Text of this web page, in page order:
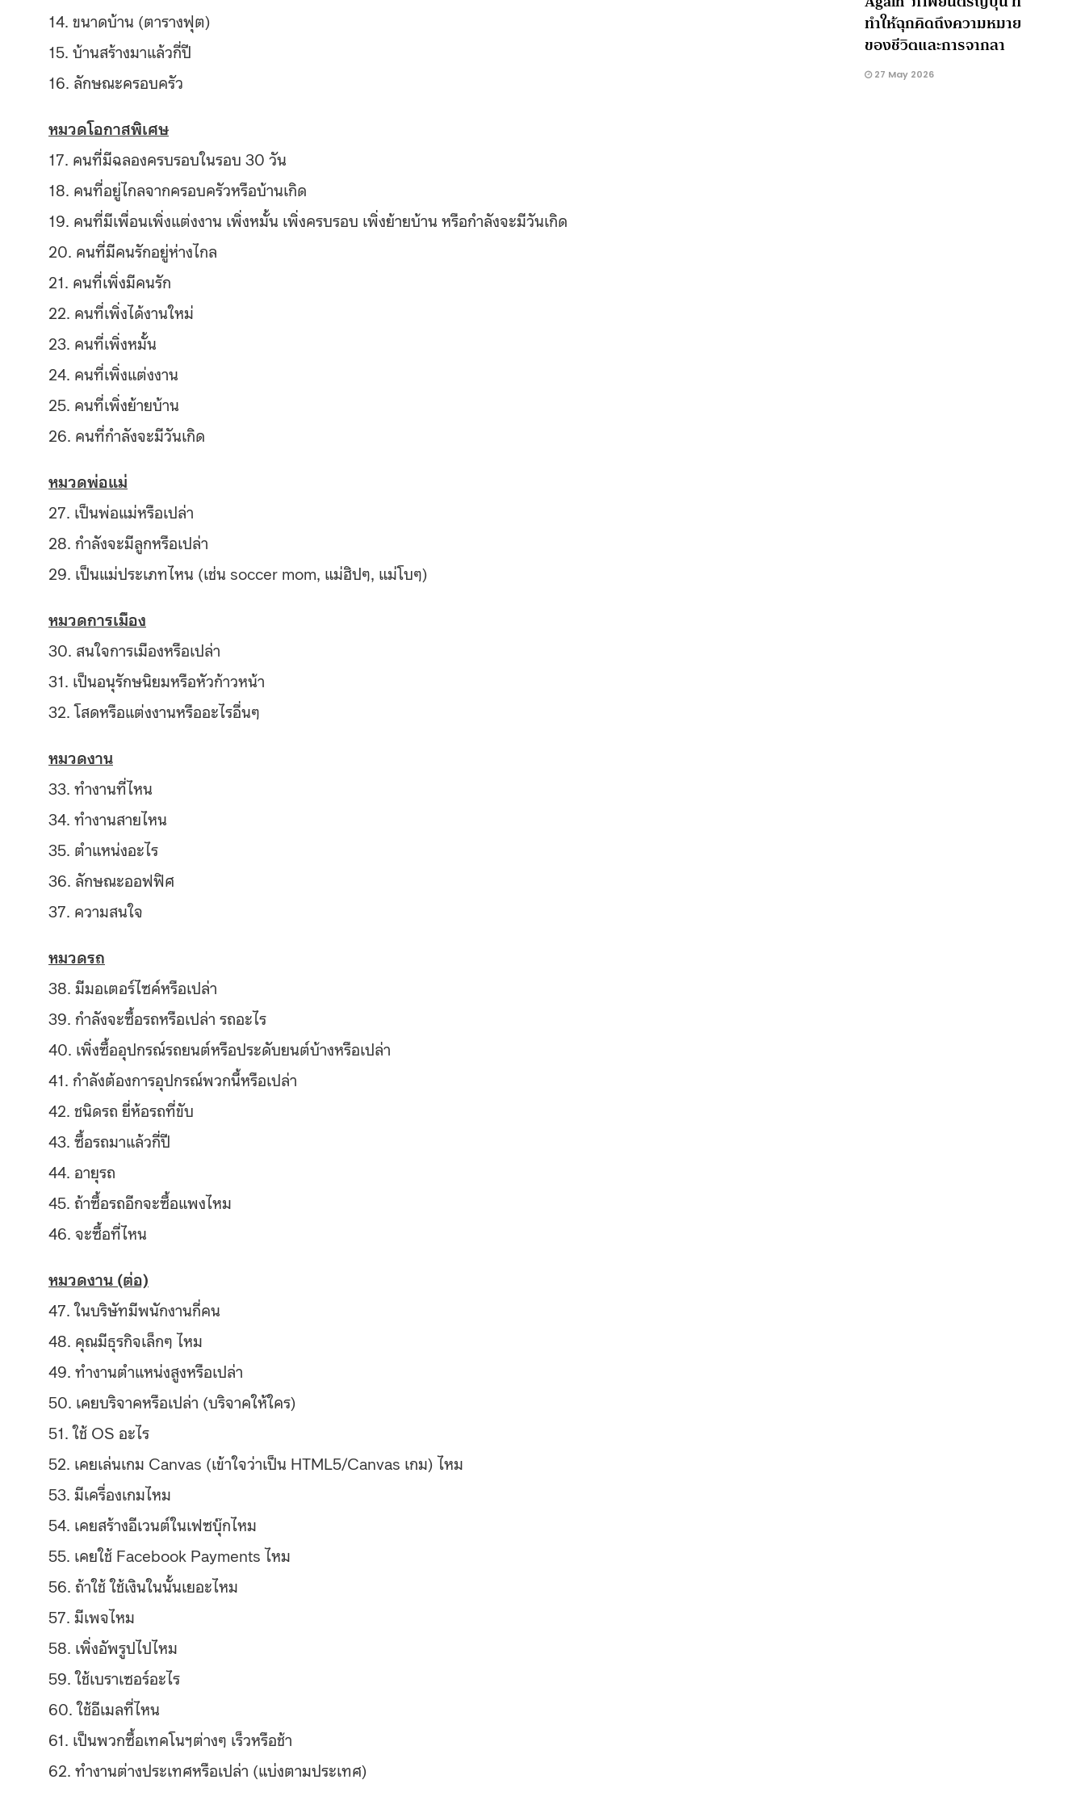
14. ขนาดบ้าน (ตารางฟุต)
15. บ้านสร้างมาแล้วกี่ปี
16. ลักษณะครอบครัว
หมวดโอกาสพิเศษ
17. คนที่มีฉลองครบรอบในรอบ 30 วัน
18. คนที่อยู่ไกลจากครอบครัวหรือบ้านเกิด
19. คนที่มีเพื่อนเพิ่งแต่งงาน เพิ่งหมั้น เพิ่งครบรอบ เพิ่งย้ายบ้าน หรือกำลังจะมีวันเกิด
20. คนที่มีคนรักอยู่ห่างไกล
21. คนที่เพิ่งมีคนรัก
22. คนที่เพิ่งได้งานใหม่
23. คนที่เพิ่งหมั้น
24. คนที่เพิ่งแต่งงาน
25. คนที่เพิ่งย้ายบ้าน
26. คนที่กำลังจะมีวันเกิด
หมวดพ่อแม่
27. เป็นพ่อแม่หรือเปล่า
28. กำลังจะมีลูกหรือเปล่า
29. เป็นแม่ประเภทไหน (เช่น soccer mom, แม่ฮิปๆ, แม่โบๆ)
หมวดการเมือง
30. สนใจการเมืองหรือเปล่า
31. เป็นอนุรักษนิยมหรือหัวก้าวหน้า
32. โสดหรือแต่งงานหรืออะไรอื่นๆ
หมวดงาน
33. ทำงานที่ไหน
34. ทำงานสายไหน
35. ตำแหน่งอะไร
36. ลักษณะออฟฟิศ
37. ความสนใจ
หมวดรถ
38. มีมอเตอร์ไซค์หรือเปล่า
39. กำลังจะซื้อรถหรือเปล่า รถอะไร
40. เพิ่งซื้ออุปกรณ์รถยนต์หรือประดับยนต์บ้างหรือเปล่า
41. กำลังต้องการอุปกรณ์พวกนี้หรือเปล่า
42. ชนิดรถ ยี่ห้อรถที่ขับ
43. ซื้อรถมาแล้วกี่ปี
44. อายุรถ
45. ถ้าซื้อรถอีกจะซื้อแพงไหม
46. จะซื้อที่ไหน
หมวดงาน (ต่อ)
47. ในบริษัทมีพนักงานกี่คน
48. คุณมีธุรกิจเล็กๆ ไหม
49. ทำงานตำแหน่งสูงหรือเปล่า
50. เคยบริจาคหรือเปล่า (บริจาคให้ใคร)
51. ใช้ OS อะไร
52. เคยเล่นเกม Canvas (เข้าใจว่าเป็น HTML5/Canvas เกม) ไหม
53. มีเครื่องเกมไหม
54. เคยสร้างอีเวนต์ในเฟซบุ๊กไหม
55. เคยใช้ Facebook Payments ไหม
56. ถ้าใช้ ใช้เงินในนั้นเยอะไหม
57. มีเพจไหม
58. เพิ่งอัพรูปไปไหม
59. ใช้เบราเซอร์อะไร
60. ใช้อีเมลที่ไหน
61. เป็นพวกซื้อเทคโนฯต่างๆ เร็วหรือช้า
62. ทำงานต่างประเทศหรือเปล่า (แบ่งตามประเทศ)
ทำให้ฉุกคิดถึงความหมาย
ของชีวิตและการจากลา
27 May 2026